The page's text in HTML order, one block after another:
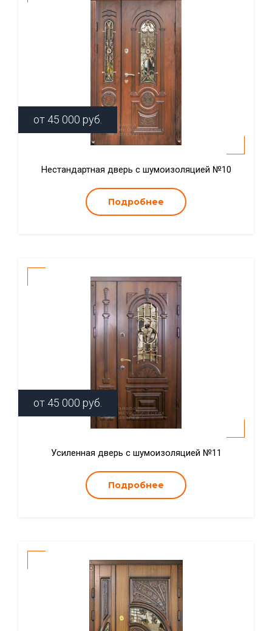
от 45 000 руб.
Нестандартная дверь с шумоизоляцией №10
Подробнее
от 45 000 руб.
Усиленная дверь с шумоизоляцией №11
Подробнее